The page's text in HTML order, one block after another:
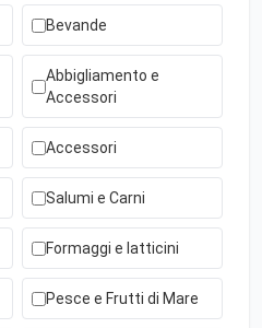
Bevande
Abbigliamento e
Accessori
Accessori
Salumi e Carni
Formaggi e latticini
Pesce e Frutti di Mare